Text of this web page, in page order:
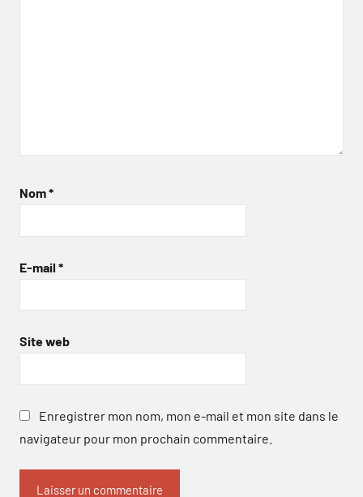
Nom*
E-mail *
Site web
Enregistrer mon nom, mon e-mail et mon site dans le
navigateur pour mon prochain commentaire.